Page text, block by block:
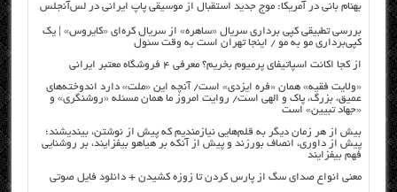
بهنام بانی در آمریکا: موج جدید استقبال از موسیقی پاپ ایرانی در لس‌آنجلس
بررسی تطبیقی کپی برداری سریال «ساهره» از سریال کره‌ای «کایروس» | یک
کپی‌برداری مو به مو / اینجا تهران است به وقت سئول
از کجا اکانت اسپاتیفای پرمیوم بخریم؟ معرفی ۴ فروشگاه معتبر ایرانی
«ولایت فقیه» همان «فره ایزدی» است/ آنچه این «ملت» دارد اندوخته‌های
عمیق، بزرگ، پاک و الهی است/ روایت امروز ما همان مسئله «روشنگری» و
«جهاد تبیین» است
بیش از هر زمان دیگر به قلم‌هایی نیازمندیم که پیش از نوشتن، بیندیشند؛
پیش از داوری، انصاف بورزند و پیش از آنکه بر هیاهو بیفزایند، بر روشنایی
فهم بیفزایند
معنی انواع صدای سگ از پارس کردن تا زوزه کشیدن + دانلود فایل صوتی